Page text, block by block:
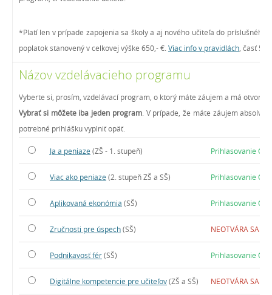
*Platí len v prípade zapojenia sa školy a aj nového učiteľa do príslušného
poplatok stanovený v celkovej výške 650,- €. Viac info v pravidlách , časť 5.
Názov vzdelávacieho programu
Vyberte si, prosím, vzdelávací program, o ktorý máte záujem a má
Vybrať si môžete iba jeden program. V prípade, že máte záujem
potrebné prihlášku vyplniť opäť.
Ja a peniaze (ZŠ - 1. stupeň) Prihlasovanie
Viac ako peniaze (2. stupeň ZŠ a SŠ) Prihlasovanie
Aplikovaná ekonómia (SŠ) Prihlasovanie
Zručnosti pre úspech(SŠ) NEOTVÁRA SA
Podnikavosť fér(SŠ) Prihlasovanie
Digitálne kompetencie pre učiteľov(ZŠ a SŠ) NEOTVÁRA SA